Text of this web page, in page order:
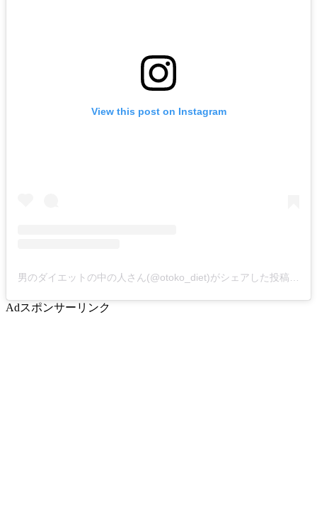
View this post on Instagram
男のダイエットの中の人さん(@otoko_diet)がシェアした投稿
-
Adスポンサーリンク